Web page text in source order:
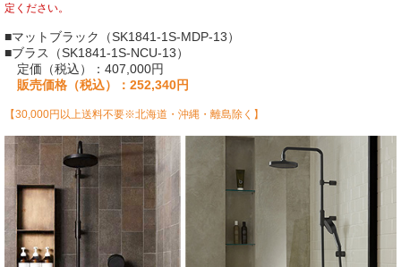
定ください。
■マットブラック（SK1841-1S-MDP-13）
■ブラス（SK1841-1S-NCU-13）
定価（税込）：407,000円
販売価格（税込）：252,340円
【30,000円以上送料不要※北海道・沖縄・離島除く】